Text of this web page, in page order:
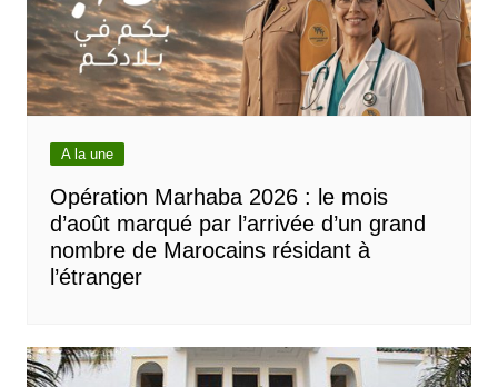
A la une
Opération Marhaba 2026 : le mois
d’août marqué par l’arrivée d’un grand
nombre de Marocains résidant à
l’étranger